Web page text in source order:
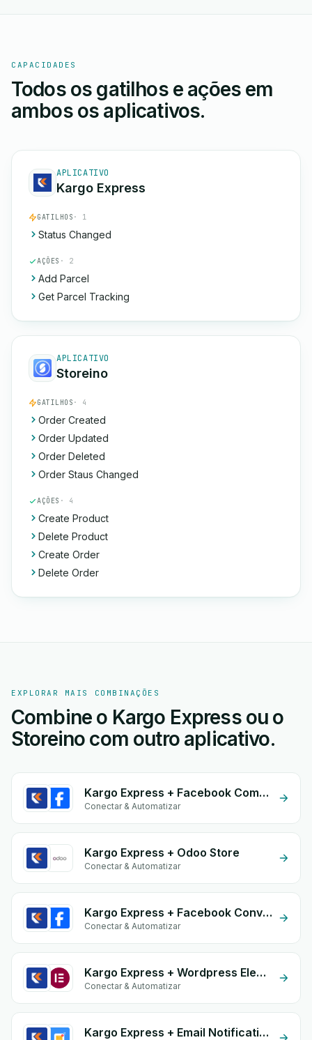
CAPACIDADES
Todos os gatilhos e ações em
ambos os aplicativos.
APLICATIVO
Kargo Express
GATILHOS · 1
Status Changed
AÇÕES · 2
Add Parcel
Get Parcel Tracking
APLICATIVO
Storeino
GATILHOS · 4
Order Created
Order Updated
Order Deleted
Order Staus Changed
AÇÕES · 4
Create Product
Delete Product
Create Order
Delete Order
EXPLORAR MAIS COMBINAÇÕES
Combine o Kargo Express ou o
Storeino com outro aplicativo.
Kargo Express + Facebook Commerce
Conectar & Automatizar
Kargo Express + Odoo Store
Conectar & Automatizar
Kargo Express + Facebook Conversion API (CAPI)
Conectar & Automatizar
Kargo Express + Wordpress Elementor
Conectar & Automatizar
Kargo Express + Email Notifications by eGrow